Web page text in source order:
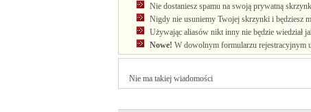
Nie dostaniesz spamu na swoją prywatną
Nigdy nie usuniemy Twojej skrzynki i będziesz
Używając aliasów nikt inny nie będzie wiedział
Nowe! W dowolnym formularzu rejestracyjnym
Nie ma takiej wiadomości